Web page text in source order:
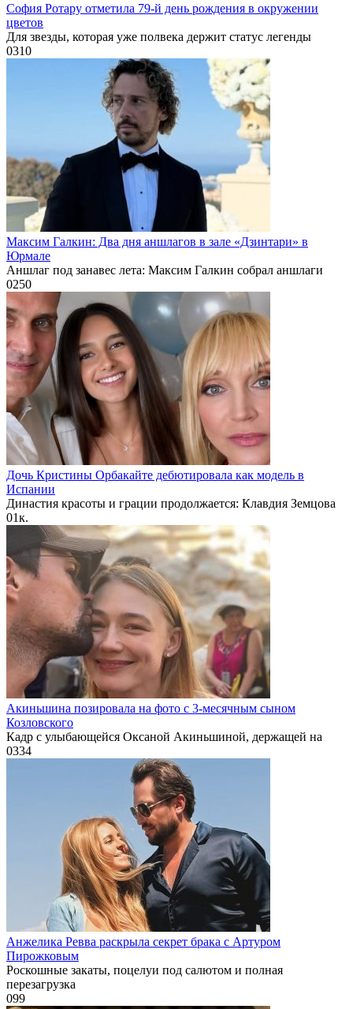
София Ротару отметила 79-й день рождения в окружении
цветов
Для звезды, которая уже полвека держит статус легенды
0310
Максим Галкин: Два дня аншлагов в зале «Дзинтари» в
Юрмале
Аншлаг под занавес лета: Максим Галкин собрал аншлаги
0250
Дочь Кристины Орбакайте дебютировала как модель в
Испании
Династия красоты и грации продолжается: Клавдия Земцова
01к.
Акиньшина позировала на фото с 3-месячным сыном
Козловского
Кадр с улыбающейся Оксаной Акиньшиной, держащей на
0334
Анжелика Ревва раскрыла секрет брака с Артуром
Пирожковым
Роскошные закаты, поцелуи под салютом и полная
перезагрузка
099